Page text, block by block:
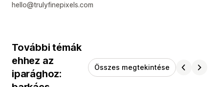
hello@trulyfinepixels.com
További témák
ehhez az
iparághoz:
Összes megtekintése